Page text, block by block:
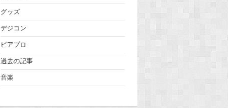
グッズ
デジコン
ピアプロ
過去の記事
音楽